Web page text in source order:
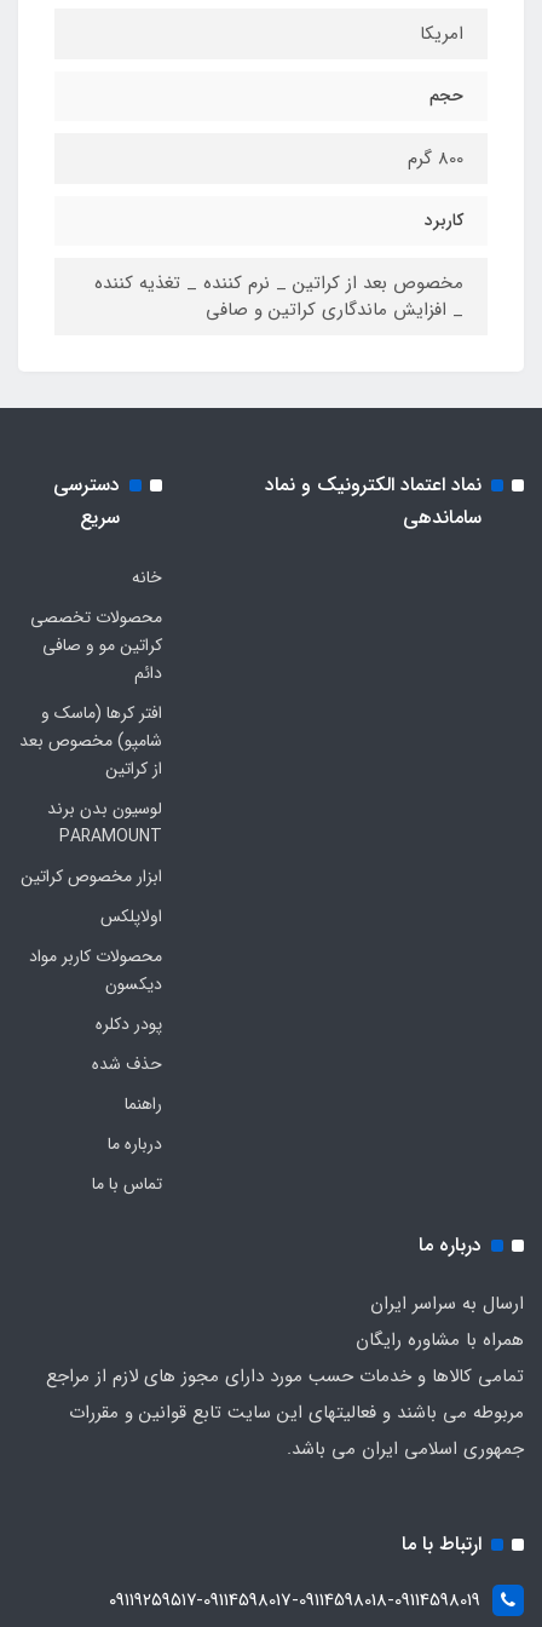
امریکا
حجم
800 گرم
کاربرد
مخصوص بعد از کراتین _ نرم کننده _ تغذیه کننده
_ افزایش ماندگاری کراتین و صافی
نماد اعتماد الکترونیک و نماد
ساماندهی
دسترسی
سریع
خانه
محصولات تخصصی
کراتین مو و صافی
دائم
افتر کرها (ماسک و
شامپو) مخصوص بعد
از کراتین
لوسیون بدن برند
PARAMOUNT
ابزار مخصوص کراتین
اولاپلکس
محصولات کاربر مواد
دیکسون
پودر دکلره
حذف شده
راهنما
درباره ما
تماس با ما
درباره ما
ارسال به سراسر ایران
همراه با مشاوره رایگان
تمامی کالاها و خدمات حسب مورد دارای مجوز های لازم از مراجع
مربوطه می باشند و فعالیتهای این سایت تابع قوانین و مقررات
جمهوری اسلامی ایران می باشد.
ارتباط با ما
۰۹۱۱۹۲۵۹۵۱۷-09114598017-09114598018-09114598019